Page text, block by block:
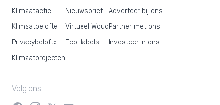
Klimaatactie
Klimaatbelofte
Privacybelofte
Klimaatprojecten
Nieuwsbrief
Virtueel Woud
Eco-labels
Adverteer bij ons
Partner met ons
Investeer in ons
Volg ons